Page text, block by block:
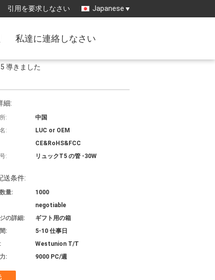
引用を要求しなさい Japanese
私達に連絡しなさい
導きました
細:
:
中国
:
LUC or OEM
CE&RoHS&FCC
:
リュックT5 の管 -30W
送条件:
量:
1000
negotiable
の詳細:
ギフト用の箱
:
5-10 仕事日
Westunion T/T
:
9000 PC/週